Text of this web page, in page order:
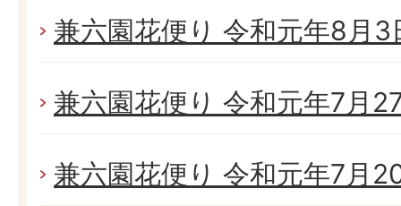
兼六園花便り 令和元年8月3
兼六園花便り 令和元年7月
兼六園花便り 令和元年7月